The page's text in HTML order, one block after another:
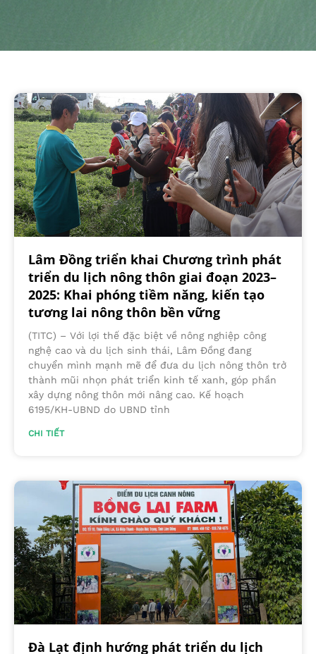
Lâm Đồng triển khai Chương trình phát
triển du lịch nông thôn giai đoạn 2023–
2025: Khai phóng tiềm năng, kiến tạo
tương lai nông thôn bền vững
(TITC) – Với lợi thế đặc biệt về nông nghiệp công
nghệ cao và du lịch sinh thái, Lâm Đồng đang
chuyển mình mạnh mẽ để đưa du lịch nông thôn trở
thành mũi nhọn phát triển kinh tế xanh, góp phần
xây dựng nông thôn mới nâng cao. Kế hoạch
6195/KH-UBND do UBND tỉnh
CHI TIẾT
Đà Lạt định hướng phát triển du lịch